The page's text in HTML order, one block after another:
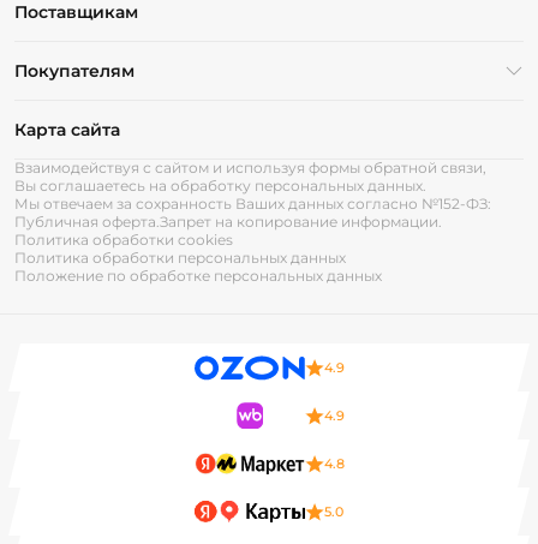
Поставщикам
Покупателям
Карта сайта
Взаимодействуя с сайтом и используя формы обратной связи,
Вы соглашаетесь на обработку персональных данных.
Мы отвечаем за сохранность Ваших данных согласно №152-ФЗ:
Публичная оферта.Запрет на копирование информации.
Политика обработки cookies
Политика обработки персональных данных
Положение по обработке персональных данных
4.9
4.9
4.8
5.0